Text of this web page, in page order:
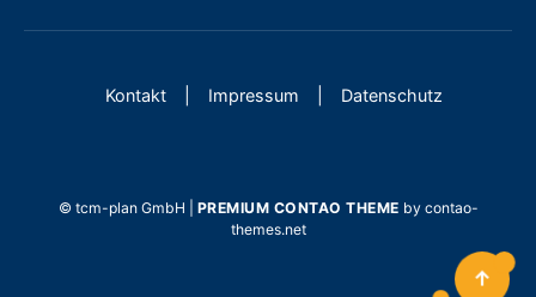
Kontakt Impressum Datenschutz
© tcm-plan GmbH | PREMIUM CONTAO THEME by contao-
themes.net
↑